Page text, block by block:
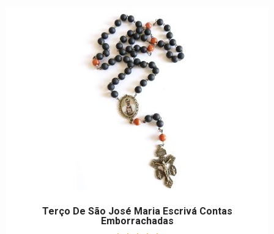
Terço De São José Maria Escrivá Contas
Emborrachadas